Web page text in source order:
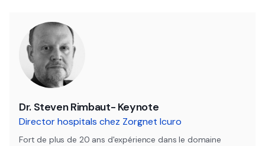
Dr. Steven Rimbaut- Keynote
Director hospitals chez Zorgnet Icuro
Fort de plus de 20 ans d'expérience dans le domaine